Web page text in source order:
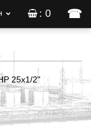
: 0 ☎